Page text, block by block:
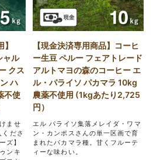
ャル
クス
ハ
不使
ませ
ださ
ズ】
ンキ
【現金決済専用商品】コーヒ
ー生豆 ペルー フェアトレード
アルトマヨの森のコーヒー エ
ル・パライソ パカマラ 10kg
農薬不使用 (1kgあたり2,725
円）
エル パライソ集落メレイダ・ワマ
ン・カンポスさんの単一区画で育
まれたパカマラ種。甘くフルーテ
ィーな味わい。